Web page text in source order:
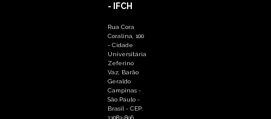
- IFCH
Rua Cora
Coralina, 100
- Cidade
Universitária
Zeferino
Vaz, Barão
Geraldo
Campinas -
São Paulo -
Brasil - CEP:
13083-896